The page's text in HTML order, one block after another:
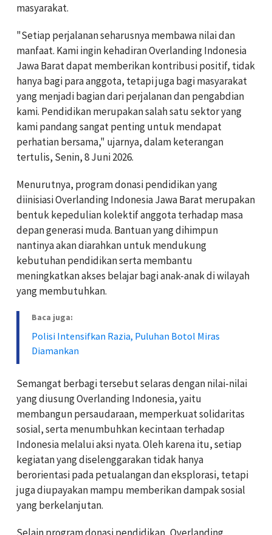
masyarakat.
"Setiap perjalanan seharusnya membawa nilai dan
manfaat. Kami ingin kehadiran Overlanding Indonesia
Jawa Barat dapat memberikan kontribusi positif, tidak
hanya bagi para anggota, tetapi juga bagi masyarakat
yang menjadi bagian dari perjalanan dan pengabdian
kami. Pendidikan merupakan salah satu sektor yang
kami pandang sangat penting untuk mendapat
perhatian bersama," ujarnya, dalam keterangan
tertulis, Senin, 8 Juni 2026.
Menurutnya, program donasi pendidikan yang
diinisiasi Overlanding Indonesia Jawa Barat merupakan
bentuk kepedulian kolektif anggota terhadap masa
depan generasi muda. Bantuan yang dihimpun
nantinya akan diarahkan untuk mendukung
kebutuhan pendidikan serta membantu
meningkatkan akses belajar bagi anak-anak di wilayah
yang membutuhkan.
Baca juga:
Polisi Intensifkan Razia, Puluhan Botol Miras
Diamankan
Semangat berbagi tersebut selaras dengan nilai-nilai
yang diusung Overlanding Indonesia, yaitu
membangun persaudaraan, memperkuat solidaritas
sosial, serta menumbuhkan kecintaan terhadap
Indonesia melalui aksi nyata. Oleh karena itu, setiap
kegiatan yang diselenggarakan tidak hanya
berorientasi pada petualangan dan eksplorasi, tetapi
juga diupayakan mampu memberikan dampak sosial
yang berkelanjutan.
Selain program donasi pendidikan, Overlanding